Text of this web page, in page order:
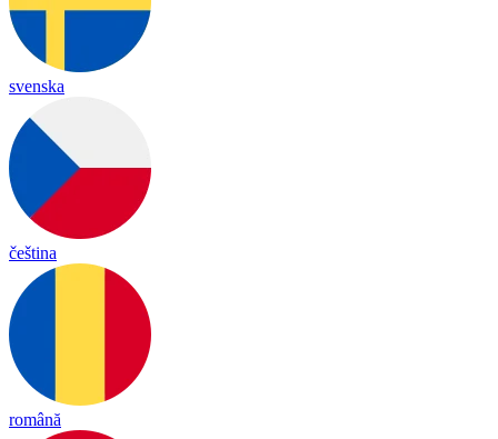
svenska
čeština
română